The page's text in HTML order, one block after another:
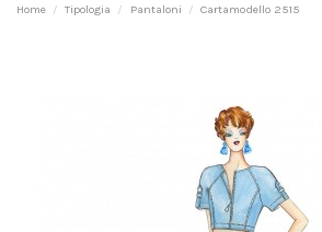
Home Tipologia Pantaloni Cartamodello 2515